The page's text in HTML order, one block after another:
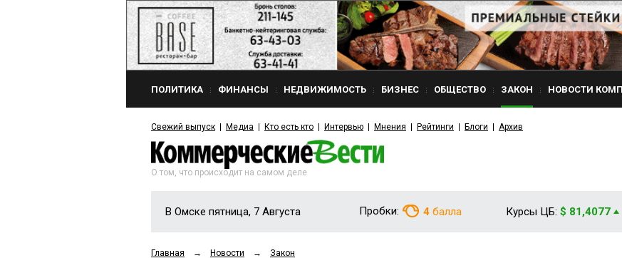
ПОЛИТИКА ФИНАНСЫ НЕДВИЖИМОСТЬ БИЗНЕС ОБЩЕСТВО ЗАКОН НОВОСТИ
Свежий выпуск Медиа Кто есть кто Интервью Мнения Рейтинги Блоги Архив
О том, что происходит на самом деле
В Омске пятница, 7 Августа Пробки: 4 балла Курсы ЦБ: $ 81,4077
Главная → Новости → Закон